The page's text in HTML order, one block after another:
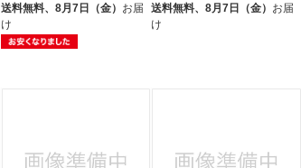
送料無料、 8月7日（金） お届
け
送料無料、8月7日（金） お届
け